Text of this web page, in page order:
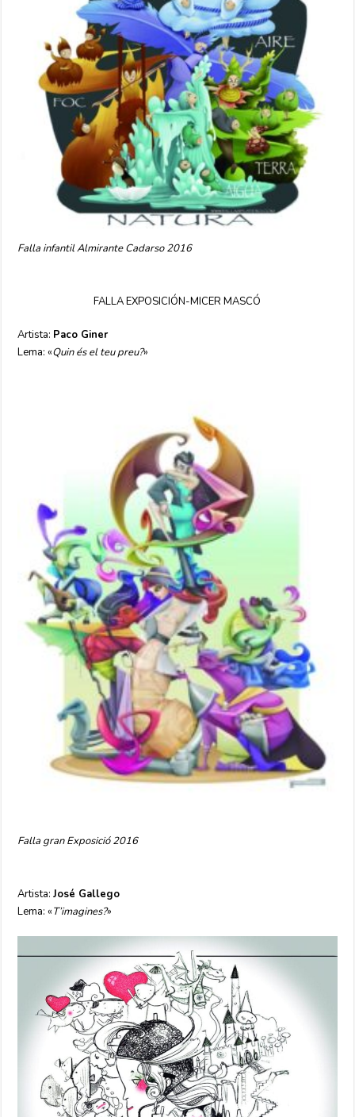
Falla infantil Almirante Cadarso 2016
FALLA EXPOSICIÓN-MICER MASCÓ
Artista: Paco Giner
Lema: «Quin és el teu preu?»
Falla gran Exposició 2016
Artista:José Gallego
Lema: «T’imagines?»